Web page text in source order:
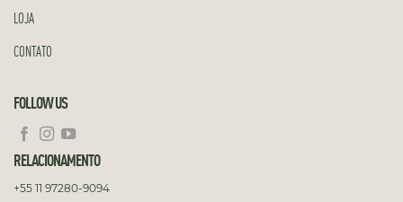
LOJA
CONTATO
FOLLOW US
RELACIONAMENTO
+55 11 97280-9094